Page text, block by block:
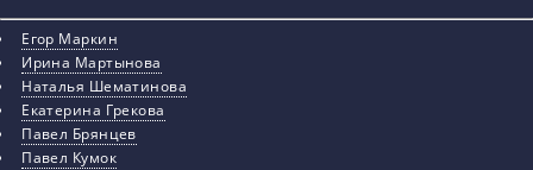
Егор Маркин
Ирина Мартынова
Наталья Шематинова
Екатерина Грекова
Павел Брянцев
Павел Кумок